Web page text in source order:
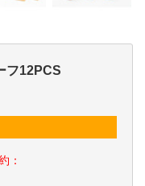
フ12PCS
：